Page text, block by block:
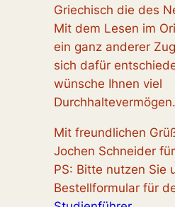
Griechisch die des
Mit dem Lesen im
ein ganz anderer
sich dafür
wünsche Ihnen viel
Durchhaltevermögen.
Mit freundlichen
Jochen Schneider
PS: Bitte nutzen Sie
Bestellformular für